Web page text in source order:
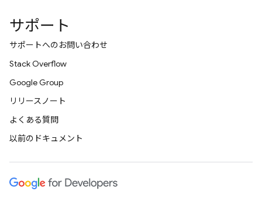
サポート
サポートへのお問い合わせ
Stack Overflow
Google Group
リリースノート
よくある質問
以前のドキュメント